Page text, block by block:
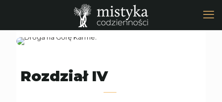
Rozdział IV